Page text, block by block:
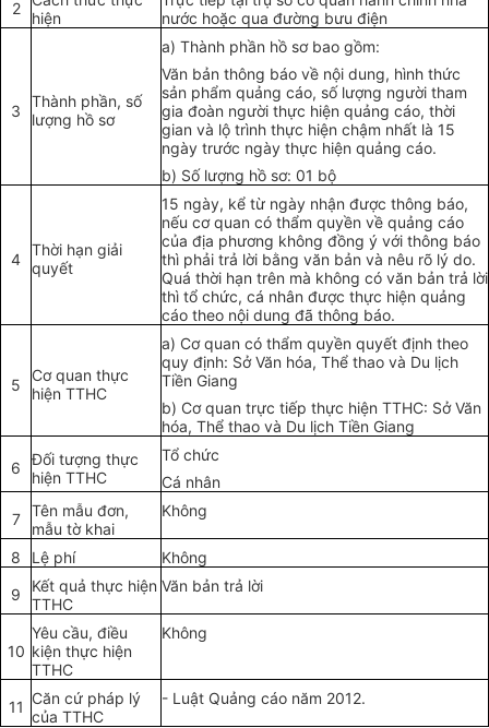
2
hiện
nước hoặc qua đường bưu điện
3
Thành phần, số
lượng hồ sơ
a) Thành phần hồ sơ bao gồm:
Văn bản thông báo về nội dung, hình thức
sản phẩm quảng cáo, số lượng người tham
gia đoàn người thực hiện quảng cáo, thời
gian và lộ trình thực hiện chậm nhất là 15
ngày trước ngày thực hiện quảng cáo.
b) Số lượng hồ sơ: 01 bộ
4
Thời hạn giải
quyết
15 ngày, kể từ ngày nhận được thông báo,
nếu cơ quan có thẩm quyền về quảng cáo
của địa phương không đồng ý với thông báo
thì phải trả lời bằng văn bản và nêu rõ lý do.
Quá thời hạn trên mà không có văn bản trả lời
thì tổ chức, cá nhân được thực hiện quảng
cáo theo nội dung đã thông báo.
5
Cơ quan thực
hiện TTHC
a) Cơ quan có thẩm quyền quyết định theo
quy định: Sở Văn hóa, Thể thao và Du lịch
Tiền Giang
b) Cơ quan trực tiếp thực hiện TTHC: Sở Văn
hóa, Thể thao và Du lịch Tiền Giang
6 Đối tượng thực
hiện TTHC
Tổ chức
Cá nhân
7
Tên mẫu đơn,
mẫu tờ khai
Không
8 Lệ phí
Không
9
Kết quả thực hiện
TTHC
Văn bản trả lời
10
Yêu cầu, điều
kiện thực hiện
TTHC
Không
11 Căn cứ pháp lý
của TTHC
- Luật Quảng cáo năm 2012.